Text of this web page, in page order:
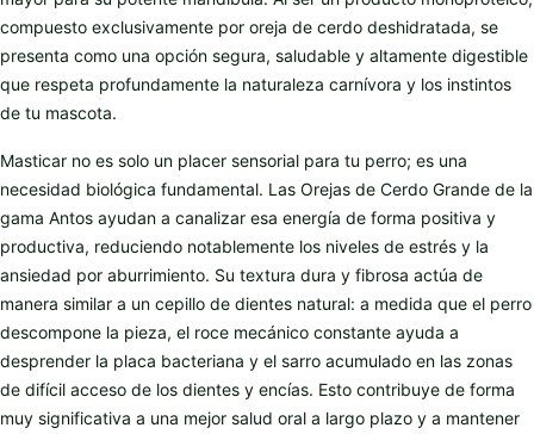
compuesto exclusivamente por oreja de cerdo deshidratada, se
presenta como una opción segura, saludable y altamente digestible
que respeta profundamente la naturaleza carnívora y los instintos
de tu mascota.
Masticar no es solo un placer sensorial para tu perro; es una
necesidad biológica fundamental. Las Orejas de Cerdo Grande de la
gama Antos ayudan a canalizar esa energía de forma positiva y
productiva, reduciendo notablemente los niveles de estrés y la
ansiedad por aburrimiento. Su textura dura y fibrosa actúa de
manera similar a un cepillo de dientes natural: a medida que el perro
descompone la pieza, el roce mecánico constante ayuda a
desprender la placa bacteriana y el sarro acumulado en las zonas
de difícil acceso de los dientes y encías. Esto contribuye de forma
muy significativa a una mejor salud oral a largo plazo y a mantener